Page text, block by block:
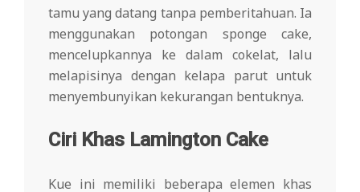
tamu yang datang tanpa pemberitahuan. Ia
menggunakan potongan sponge cake,
mencelupkannya ke dalam cokelat, lalu
melapisinya dengan kelapa parut untuk
menyembunyikan kekurangan bentuknya.
Ciri Khas Lamington Cake
Kue ini memiliki beberapa elemen khas